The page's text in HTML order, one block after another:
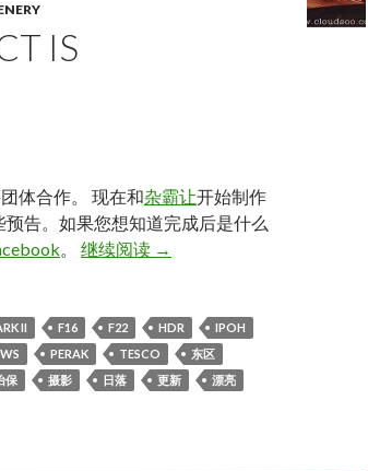
IS
体合作。 现在和杂霸让开始制作
告。如果您想知道完成后是什么
。 继续阅读[IPOH] . Project is
→
II F16 F22 HDR
IPOH
PERAK TESCO
东区
保 摄影 日落 更新
漂亮